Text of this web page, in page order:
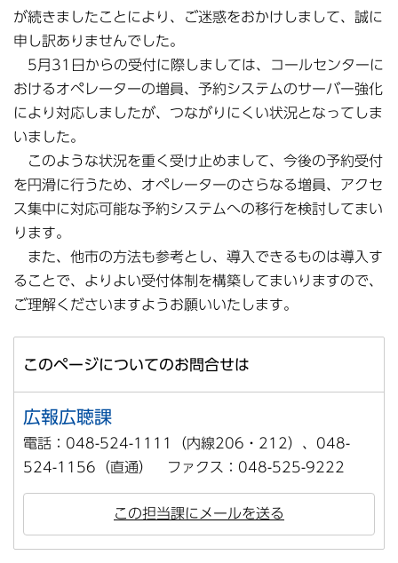
が続きましたことにより、ご迷惑をおかけしまして、誠に
申し訳ありませんでした。
5月31日からの受付に際しましては、コールセンターに
おけるオペレーターの増員、予約システムのサーバー強化
により対応しましたが、つながりにくい状況となってしま
いました。
このような状況を重く受け止めまして、今後の予約受付
を円滑に行うため、オペレーターのさらなる増員、アクセ
ス集中に対応可能な予約システムへの移行を検討してまい
ります。
また、他市の方法も参考とし、導入できるものは導入す
ることで、よりよい受付体制を構築してまいりますので、
ご理解くださいますようお願いいたします。
このページについてのお問合せは
広報広聴課
電話：048-524-1111（内線206・212）、048-
524-1156（直通） ファクス：048-525-9222
この担当課にメールを送る